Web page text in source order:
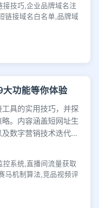
技巧,企业品牌域名注
链接域名白名单,品牌域
功能等你体验
具的实用技巧，并探
。内容涵盖短网址生
数字营销技术迭代下
系统,直播间流量获取
马机制算法,竞品视频评